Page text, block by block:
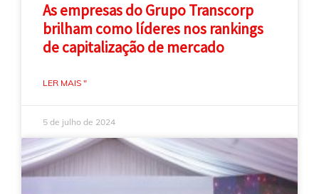
As empresas do Grupo Transcorp
brilham como líderes nos rankings
de capitalização de mercado
LER MAIS "
5 de julho de 2024